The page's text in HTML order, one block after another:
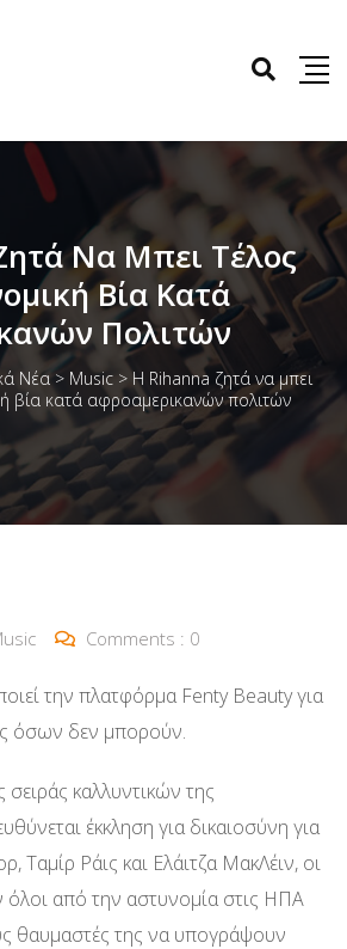
Να Μπει Τέλος
Βία Κατά
Πολιτών
Νέα > Music > Η Rihanna ζητά να μπει
βία κατά αφροαμερικανών πολιτών
Comments : 0
την πλατφόρμα Fenty Beauty για
όσων δεν μπορούν.
σειράς καλλυντικών της
έκκληση για δικαιοσύνη για
Ταμίρ Ράις και Ελάιτζα ΜακΛέιν, οι
από την αστυνομία στις ΗΠΑ
θαυμαστές της να υπογράψουν